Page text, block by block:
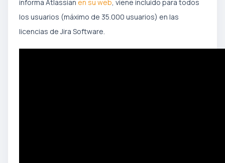
informa Atlassian en su web, viene incluido para todos
los usuarios (máximo de 35.000 usuarios) en las
licencias de Jira Software.